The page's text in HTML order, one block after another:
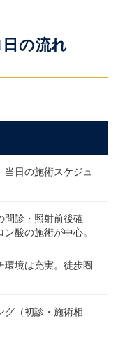
の流れ
日の施術スケジュ
問診・照射前後確
酸の施術が中心。
環境は充実。徒歩圏
グ（初診・施術相